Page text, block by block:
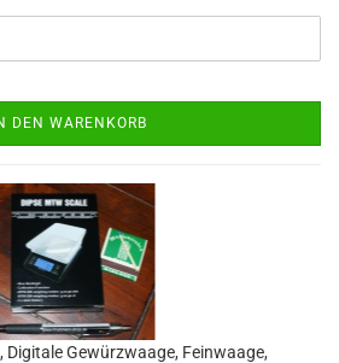
DEN WARENKORB
Digitale Gewürzwaage, Feinwaage,